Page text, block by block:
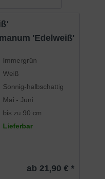
'Edelweiß'
Immergrün
Weiß
Sonnig-halbschattig
Mai - Juni
bis zu 90 cm
Lieferbar
ab 21,90 € *